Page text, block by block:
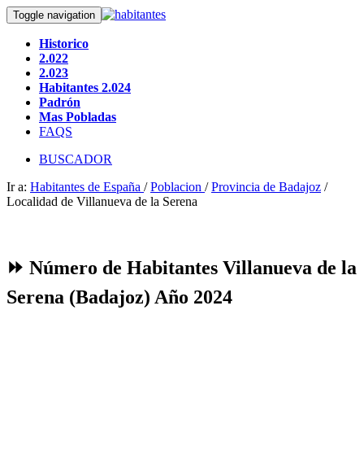
Toggle navigation
Historico
2.022
2.023
Habitantes 2.024
Padrón
Mas Pobladas
FAQS
BUSCADOR
Ir a: Habitantes de España /Poblacion /Provincia de Badajoz /
Localidad de Villanueva de la Serena
⏩ Número de Habitantes Villanueva de la
Serena (Badajoz) Año 2024